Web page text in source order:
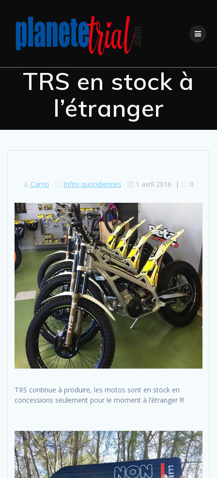
content
TRS en stock à
l’étranger
Camo Infos quotidiennes 1 avril 2016 | 0
TRS continue à produire, les motos sont en stock en
concessions seulement pour le moment à l’étranger !!!